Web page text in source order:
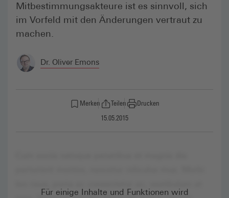
Mitbestimmungsakteure ist es sinnvoll, sich
im Vorfeld mit den Änderungen vertraut zu
machen.
Dr. Oliver Emons
Merken Teilen
Drucken
15.05.2015
Für einige Inhalte und Funktionen wird